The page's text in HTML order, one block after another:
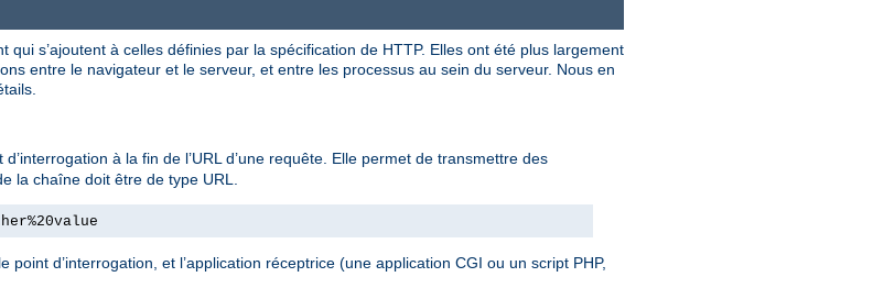
s’ajoutent à celles définies par la spécification de HTTP. Elles ont été plus largement
entre le navigateur et le serveur, et entre les processus au sein du serveur. Nous en
à la fin de l’URL d’une requête. Elle permet de transmettre des
la chaîne doit être de type URL.
point d’interrogation, et l’application réceptrice (une application CGI ou un script PHP,